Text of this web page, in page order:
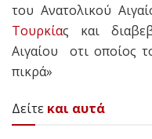
του Ανατολικού
Τουρκίας και
Αιγαίου οτι οποίος
πικρά»
Δείτε και αυτά